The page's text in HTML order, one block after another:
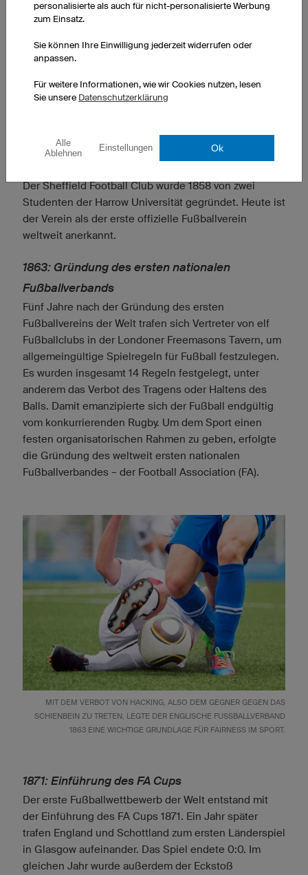
RUGBY UND FUSSBALL HABEN DEN GLEICHEN URSPRUNG. ERST NACH U
ND NACH ENTWICKELTEN SICH DIE BEIDEN BALLSPIELE ZU EIGENEN S
Der Sheffield Football Club wurde 1858 von zwei
Studenten der Harrow Universität gegründet. Heute ist
der Verein als der erste offizielle Fußballverein
weltweit anerkannt.
1863: Gründung des ersten nationalen
Fußballverbands
Fünf Jahre nach der Gründung des ersten
Fußballvereins der Welt trafen sich Vertreter von elf
Fußballclubs in der Londoner Freemasons Tavern, um
allgemeingültige Spielregeln für Fußball festzulegen.
Es wurden insgesamt 14 Regeln festgelegt, unter
anderem das Verbot des Tragens oder Haltens des
Balls. Damit emanzipierte sich der Fußball endgültig
vom konkurrierenden Rugby. Um dem Sport einen
festen organisatorischen Rahmen zu geben, erfolgte
die Gründung des weltweit ersten nationalen
Fußballverbandes – der Football Association (FA).
MIT DEM VERBOT VON HACKING, ALSO DEM GEGNER GEGEN DAS
SCHIENBEIN ZU TRETEN, LEGTE DER ENGLISCHE FUSSBALLVERBAND 1
863 EINE WICHTIGE GRUNDLAGE FÜR FAIRNESS IM SPORT.
1871: Einführung des FA Cups
Der erste Fußballwettbewerb der Welt entstand mit
der Einführung des FA Cups 1871. Ein Jahr später
trafen England und Schottland zum ersten Länderspiel
in Glasgow aufeinander. Das Spiel endete 0:0. Im
gleichen Jahr wurde außerdem der Eckstoß
personalisierte als auch für nicht-personalisierte Werbung
zum Einsatz.
Sie können Ihre Einwilligung jederzeit widerrufen oder
anpassen.
Für weitere Informationen, wie wir Cookies nutzen, lesen
Sie unsere Datenschutzerklärung
Alle
Ablehnen
Einstellungen Ok